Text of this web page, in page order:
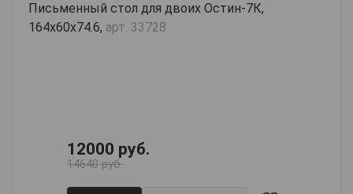
Письменный стол для двоих Остин-7К,
164х60х74.6, арт. 33728
12000 руб.
14640 руб.